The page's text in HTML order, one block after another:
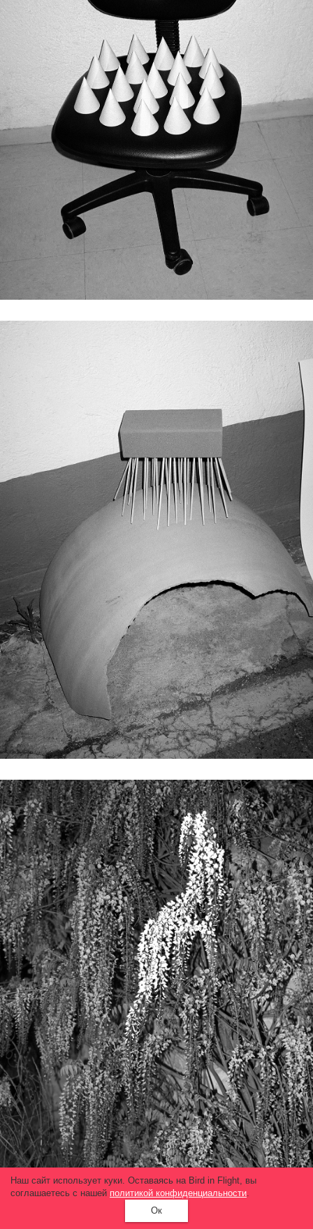
Наш сайт использует куки. Оставаясь на Bird in Flight, вы
соглашаетесь с нашей политикой конфиденциальности.
Ок